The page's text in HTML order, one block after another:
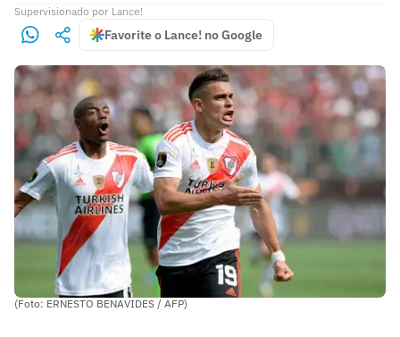
Supervisionado por Lance!
Favorite o Lance! no Google
(Foto: ERNESTO BENAVIDES / AFP)